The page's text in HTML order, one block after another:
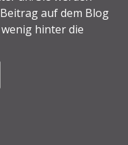
auf dem Blog
hinter die